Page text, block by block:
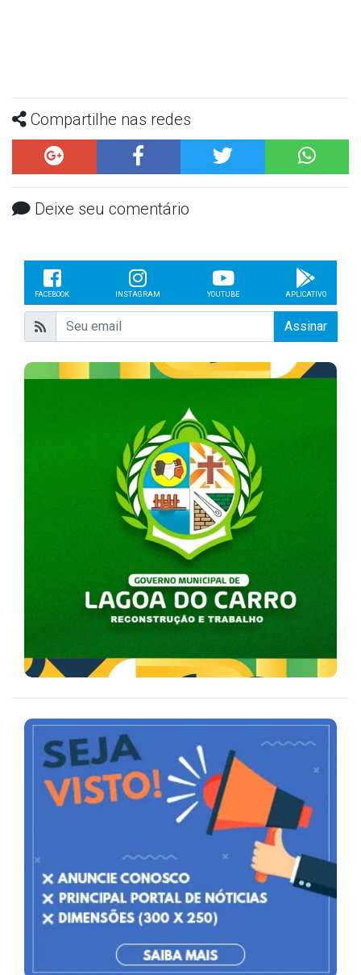
Compartilhe nas redes
Deixe seu comentário
FACEBOOK INSTAGRAM YOUTUBE APLICATIVO
Assinar